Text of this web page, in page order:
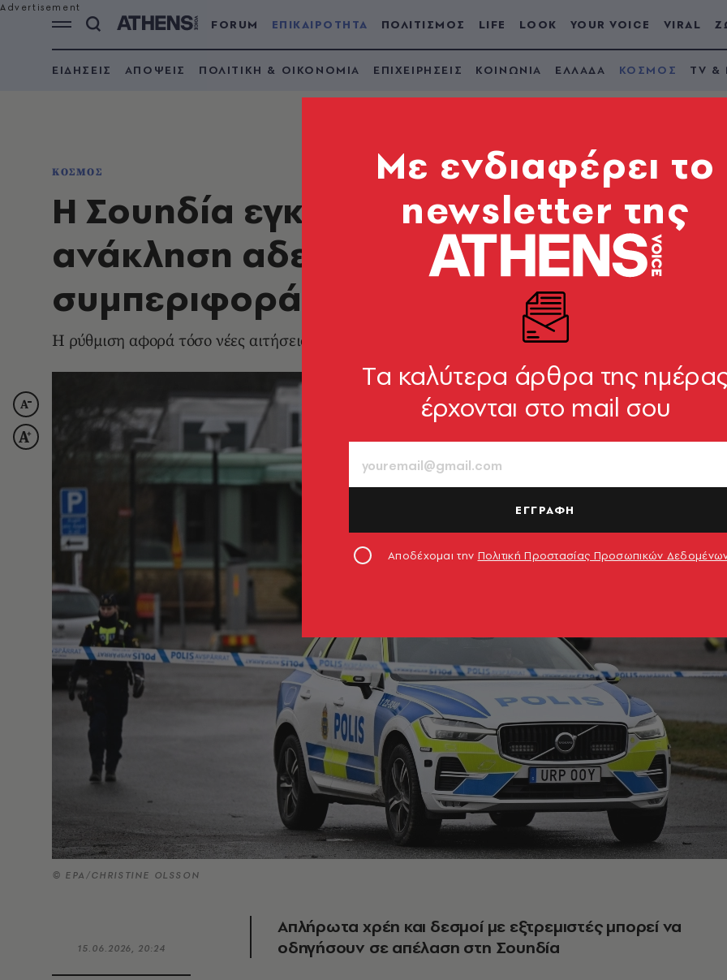
FORUM ΕΠΙΚΑΙΡΟΤΗΤΑ ΠΟΛΙΤΙΣΜΟΣ LIFE LOOK YOUR VOICE VIRAL
ΕΙΔΗΣΕΙΣ ΑΠΟΨΕΙΣ ΠΟΛΙΤΙΚΗ & ΟΙΚΟΝΟΜΙΑ ΕΠΙΧΕΙΡΗΣΕΙΣ ΚΟΙΝΩΝΙΑ ΕΛΛΑΔΑ ΚΟΣΜΟΣ TV &
ΚΟΣΜΟΣ
Η Σουηδία εγκρίνει νόμο που
ανάκληση αδειών παραμονής για
συμπεριφορά»
Η ρύθμιση αφορά τόσο νέες αιτήσεις όσο και άδειες παραμονής
© ΕΡΑ/CHRISTINE OLSSON
15.06.2026, 20:24
Απλήρωτα χρέη και δεσμοί με εξτρεμιστές μπορεί να
οδηγήσουν σε απέλαση στη Σουηδία
Mε ενδιαφέρει το
newsletter της
Tα καλύτερα άρθρα της
έρχονται στο mail σου
ΕΓΓΡΑΦΗ
Αποδέχομαι την Πολιτική Προστασίας Προσωπικών